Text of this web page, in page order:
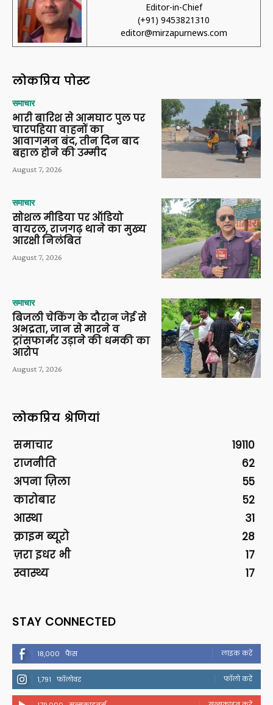
Editor-in-Chief
(+91) 9453821310
editor@mirzapurnews.com
लोकप्रिय पोस्ट
समाचार
भारी बारिश से आमघाट पुल पर
चारपहिया वाहनों का
आवागमन बंद, तीन दिन बाद
बहाल होने की उम्मीद
August 7, 2026
समाचार
सोशल मीडिया पर ऑडियो
वायरल, राजगढ़ थाने का मुख्य
आरक्षी निलंबित
August 7, 2026
समाचार
बिजली चेकिंग के दौरान जेई से
अभद्रता, जान से मारने व
ट्रांसफार्मर उड़ाने की धमकी का
आरोप
August 7, 2026
लोकप्रिय श्रेणियां
समाचार
19110
राजनीति
62
अपना ज़िला
55
कारोबार
52
आस्था
31
क्राइम ब्यूरो
28
ज़रा इधर भी
17
स्वास्थ्य
17
STAY CONNECTED
18,000 फैंस लाइक करें
1,791 फॉलोवर फॉलो करें